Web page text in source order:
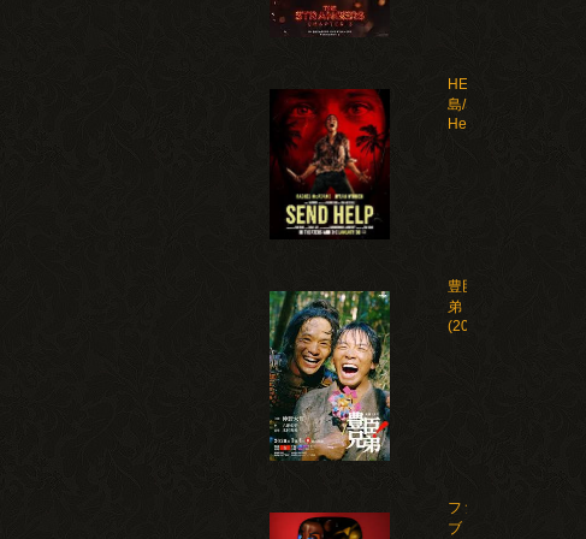
HELP 復讐
島/Send
Help(2026)
豊臣兄
弟！
(2026)
ファイ
ブ・ナ